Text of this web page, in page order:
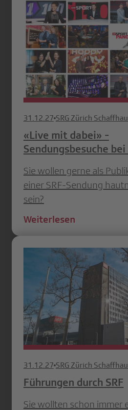
31.12.27 SRG Zürich
«Live mit dabei» -
Sendungsbesuche bei
Sie wollen gerne als
einer SRF-Sendung
sein?
Weiterlesen
31.12.27 SRG Zürich
Führungen durch SRF
Sie wollten schon immer